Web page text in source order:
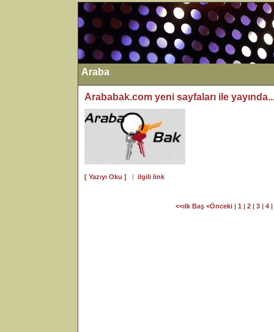
Araba
Arababak.com yeni sayfaları ile
[ Yazıyı Oku ] | ilgili link
<<ılk Baş <Önceki | 1 | 2 | 3 | 4 |